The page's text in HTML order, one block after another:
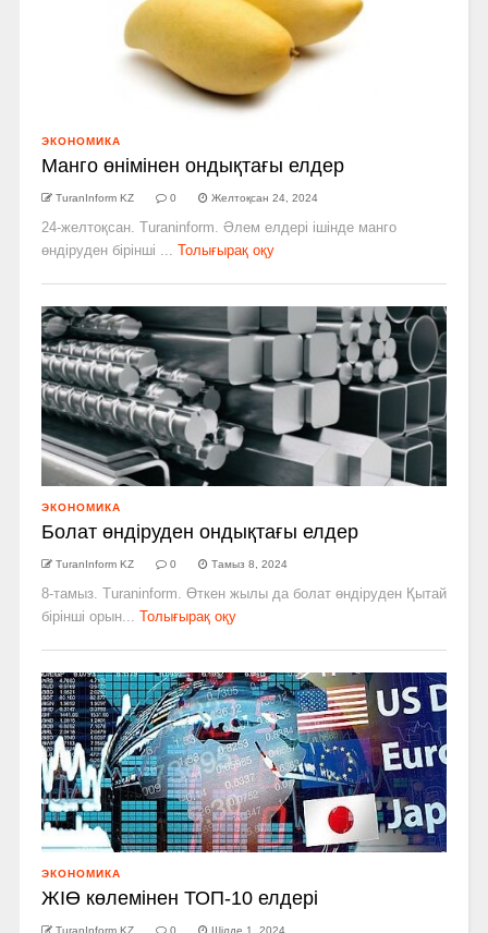
ЭКОНОМИКА
Манго өнімінен ондықтағы елдер
TuranInform KZ 0 Желтоқсан 24, 2024
24-желтоқсан. Turaninform. Әлем елдері ішінде манго
өндіруден бірінші ...
Толығырақ оқу
ЭКОНОМИКА
Болат өндіруден ондықтағы елдер
TuranInform KZ 0 Тамыз 8, 2024
8-тамыз. Turaninform. Өткен жылы да болат өндіруден Қытай
бірінші орын...
Толығырақ оқу
ЭКОНОМИКА
ЖІӨ көлемінен ТОП-10 елдері
TuranInform KZ 0 Шілде 1, 2024